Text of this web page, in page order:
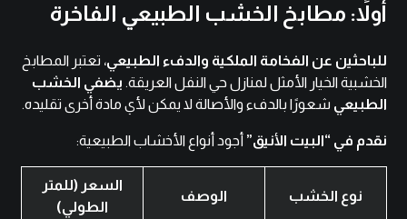
أولاً: مطابخ الخشب الطبيعي الفاخرة
للباحثين عن الفخامة الملكية والدفء الطبيعي، تعتبر المطابخ
الخشبية الخيار الأمثل لمنازل حي النفل العريقة. يضفي الخشب
الطبيعي شعورًا بالدفء والأصالة لا يمكن لأي مادة أخرى تقليده.
نقدم في “البيت الأنيق” أجود أنواع الأخشاب الطبيعية:
نوع الخشب الوصف
السعر (للمتر
الطولي)